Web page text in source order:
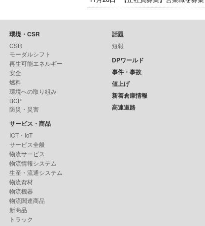
環境・CSR
CSR
モーダルシフト
再生可能エネルギー
安全
燃料
環境への取り組み
BCP
防災・災害
サービス・商品
ICT・IoT
サービス全般
物流サービス
物流情報システム
生産・流通システム
物流資材
物流機器
物流関連商品
新商品
トラック
話題
短報
DPワールド
事件・事故
値上げ
新着倉庫情報
高速道路